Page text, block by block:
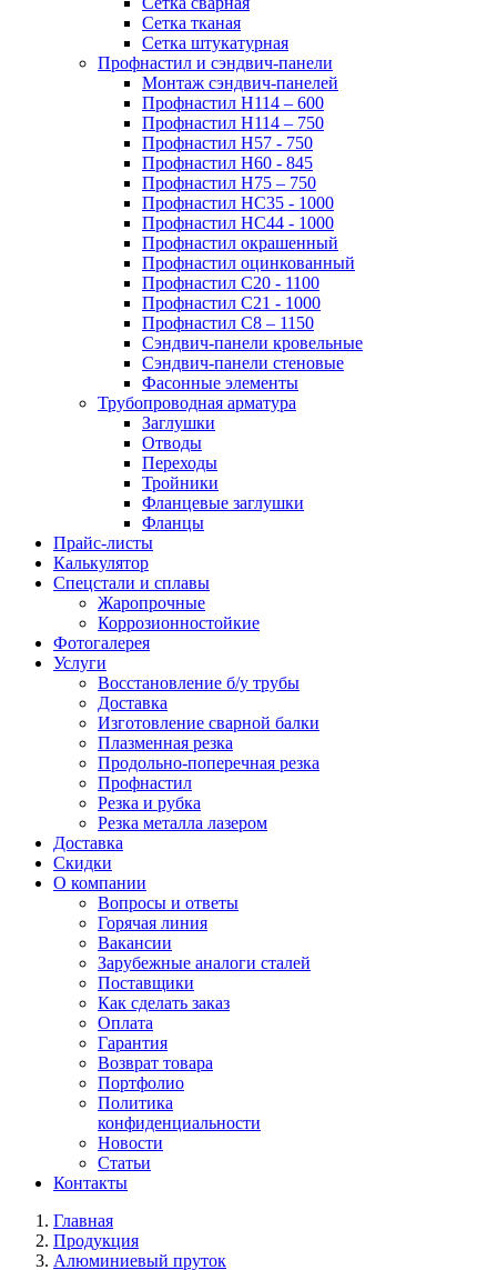
Сетка тканая
Сетка штукатурная
Профнастил и сэндвич-панели
Монтаж сэндвич-панелей
Профнастил Н114 – 600
Профнастил Н114 – 750
Профнастил Н57 - 750
Профнастил Н60 - 845
Профнастил Н75 – 750
Профнастил НС35 - 1000
Профнастил НС44 - 1000
Профнастил окрашенный
Профнастил оцинкованный
Профнастил С20 - 1100
Профнастил С21 - 1000
Профнастил С8 – 1150
Сэндвич-панели кровельные
Сэндвич-панели стеновые
Фасонные элементы
Трубопроводная арматура
Заглушки
Отводы
Переходы
Тройники
Фланцевые заглушки
Фланцы
Прайс-листы
Калькулятор
Спецстали и сплавы
Жаропрочные
Коррозионностойкие
Фотогалерея
Услуги
Восстановление б/у трубы
Доставка
Изготовление сварной балки
Плазменная резка
Продольно-поперечная резка
Профнастил
Резка и рубка
Резка металла лазером
Доставка
Скидки
О компании
Вопросы и ответы
Горячая линия
Вакансии
Зарубежные аналоги сталей
Поставщики
Как сделать заказ
Оплата
Гарантия
Возврат товара
Портфолио
Политика
конфиденциальности
Новости
Статьи
Контакты
Главная
Продукция
Алюминиевый пруток